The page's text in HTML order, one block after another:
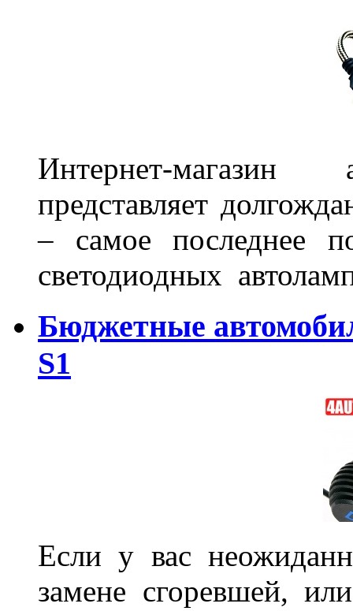
Интернет-магазин
представляет
– самое последнее
светодиодных
Бюджетные
S1
Если у вас
замене сгоревшей,